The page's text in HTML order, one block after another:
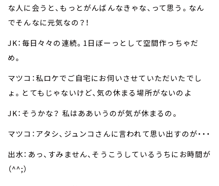
な人に会うと、もっとがんばんなきゃな、って思う。なん
でそんなに元気なの？！
JK：毎日々々の連続。1日ぼーっとして空間作っちゃだ
め。
マツコ：私ロケでご自宅にお伺いさせていただいたでし
ょ。とてもじゃないけど、気の休まる場所がないのよ
JK：そうかな？ 私はああいうのが気が休まるの。
マツコ：アタシ、ジュンコさんに言われて思い出すのが・・・
出水：あっ、すみません、そうこうしているうちにお時間が
（^^;）